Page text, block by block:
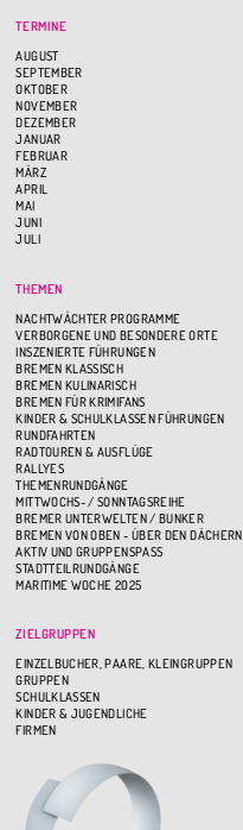
TERMINE
AUGUST
SEPTEMBER
OKTOBER
NOVEMBER
DEZEMBER
JANUAR
FEBRUAR
MÄRZ
APRIL
MAI
JUNI
JULI
THEMEN
NACHTWÄCHTER PROGRAMME
VERBORGENE UND BESONDERE ORTE
INSZENIERTE FÜHRUNGEN
BREMEN KLASSISCH
BREMEN KULINARISCH
BREMEN FÜR KRIMIFANS
KINDER & SCHULKLASSEN FÜHRUNGEN
RUNDFAHRTEN
RADTOUREN & AUSFLÜGE
RALLYES
THEMENRUNDGÄNGE
MITTWOCHS- / SONNTAGSREIHE
BREMER UNTERWELTEN / BUNKER
BREMEN VON OBEN - ÜBER DEN DÄCHERN
AKTIV UND GRUPPENSPASS
STADTTEILRUNDGÄNGE
MARITIME WOCHE 2025
ZIELGRUPPEN
EINZELBUCHER, PAARE, KLEINGRUPPEN
GRUPPEN
SCHULKLASSEN
KINDER & JUGENDLICHE
FIRMEN